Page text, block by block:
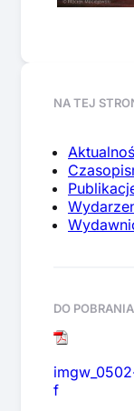
NA TEJ
DO POBRANIA
f